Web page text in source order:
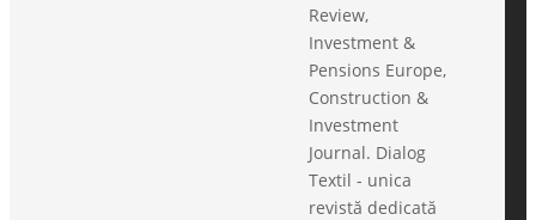
Review,
Investment &
Pensions Europe,
Construction &
Investment
Journal. Dialog
Textil - unica
revistă dedicată